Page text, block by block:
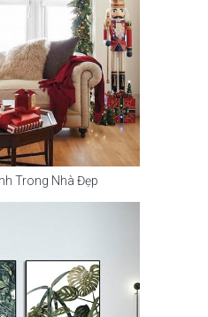
Trong Nhà Đẹp